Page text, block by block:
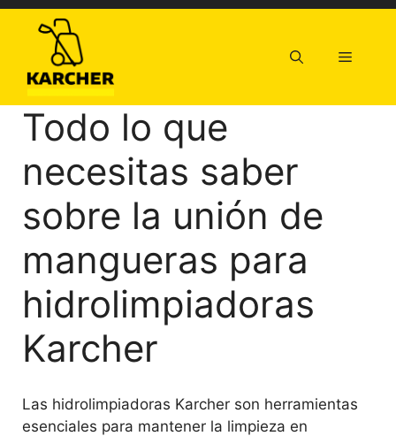
Saltar
contenido
Menú
Todo lo que
necesitas saber
sobre la unión de
mangueras para
hidrolimpiadoras
Karcher
Las hidrolimpiadoras Karcher son herramientas
esenciales para mantener la limpieza en